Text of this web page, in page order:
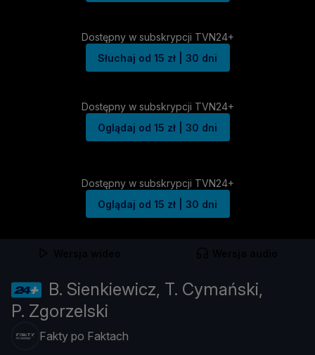
Dostępny w subskrypcji TVN24+
Słuchaj od 15 zł | 30 dni
Dostępny w subskrypcji TVN24+
Oglądaj od 15 zł | 30 dni
Dostępny w subskrypcji TVN24+
Oglądaj od 15 zł | 30 dni
B. Sienkiewicz, T. Cymański,
P. Zgorzelski
Fakty po Faktach